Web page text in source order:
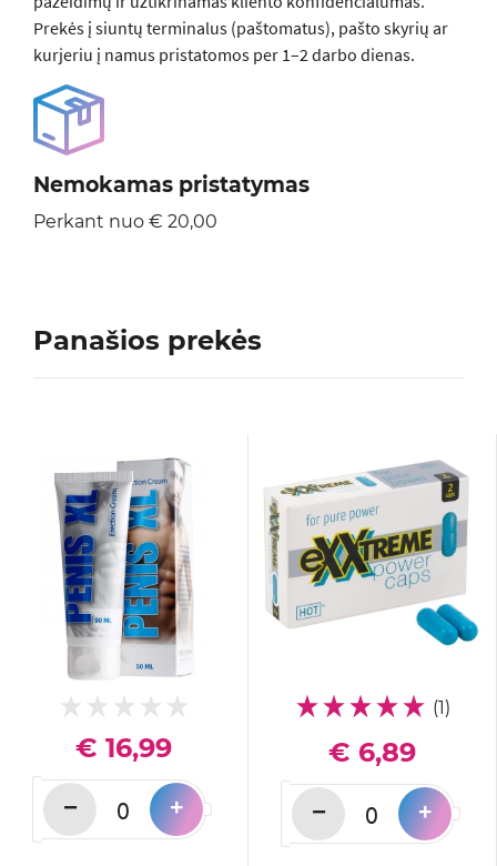
Prekės į siuntų terminalus (paštomatus), pašto skyrių ar
kurjeriu į namus pristatomos per 1–2 darbo dienas.
Nemokamas pristatymas
Perkant nuo € 20,00
Panašios prekės
€ 16,99
− +
(1)
€ 6,89
− +